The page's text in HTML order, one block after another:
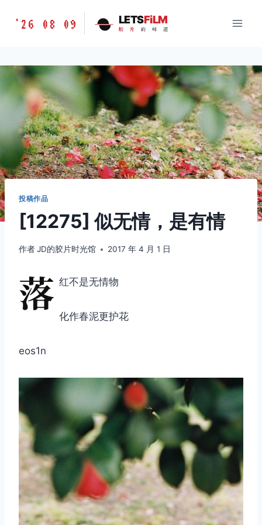
胶
味
道
LETSFILM
'26 08 09 LETSFiLM
胶 片 的 味 道
投稿作品
[12275] 似无情，是有情
作者JD的胶片时光馆 2017 年 4 月 1 日
落 红不是无情物
化作春泥更护花
eos1n